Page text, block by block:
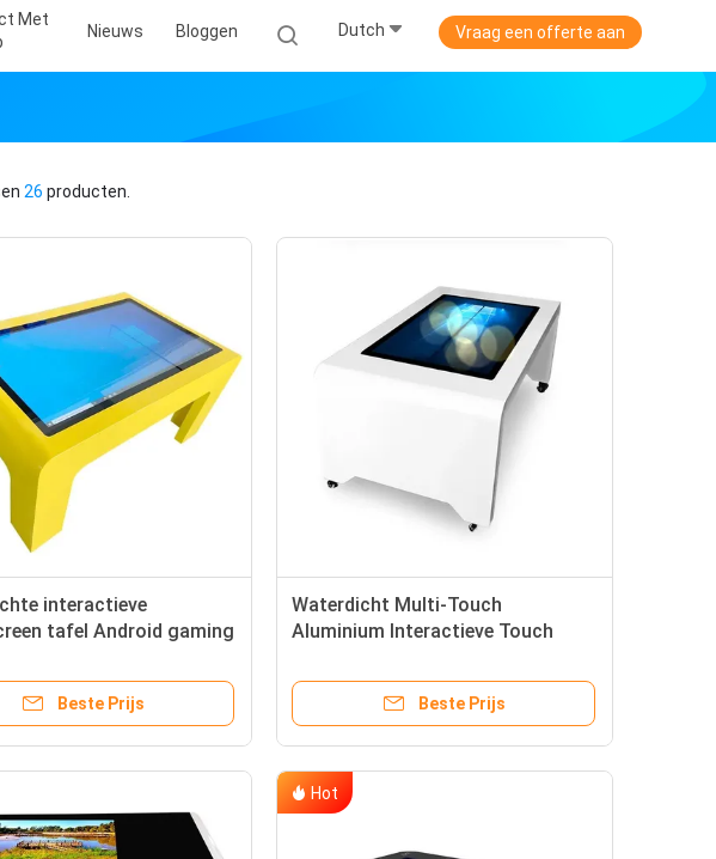
Met
Nieuws Bloggen Dutch Vraag een offerte aan
26 producten.
interactieve
tafel Android gaming
Beste Prijs
Waterdicht Multi-Touch
Aluminium Interactieve Touch
Beste Prijs
Hot